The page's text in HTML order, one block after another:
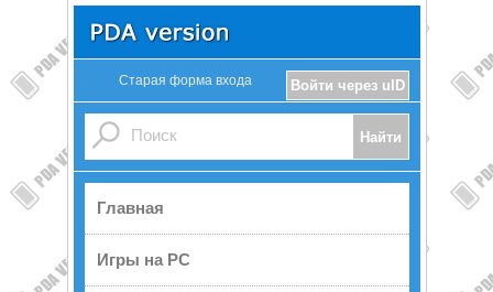
Войти через uID
Старая форма входа
Главная
Игры на PC